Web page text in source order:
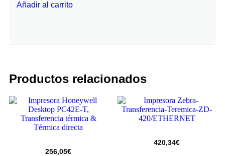
Añadir al carrito
Productos relacionados
256,05€
420,34€